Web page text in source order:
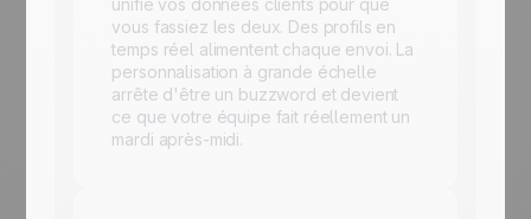
vous fassiez les deux. Des profils en
temps réel alimentent chaque envoi. La
personnalisation à grande échelle
arrête d'être un buzzword et devient
ce que votre équipe fait réellement un
mardi après-midi.